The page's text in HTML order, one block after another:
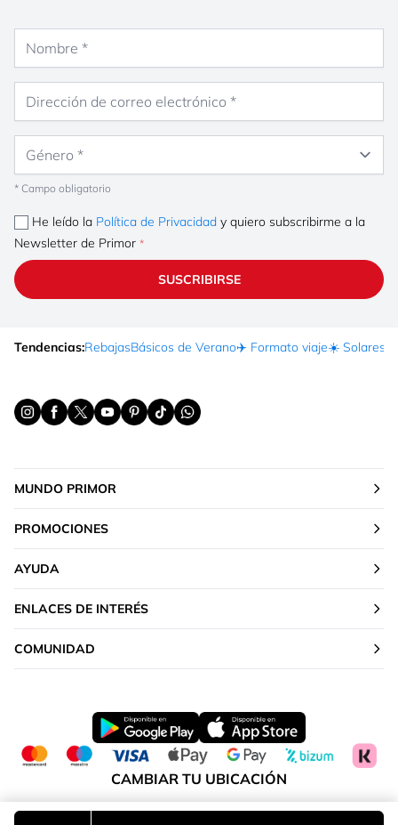
* Campo obligatorio
He leído la Política de Privacidad y quiero subscribirme a la
Newsletter de Primor
SUSCRIBIRSE
Tendencias:RebajasBásicos de Verano✈️ Formato viaje☀️ Solares
MUNDO PRIMOR
PROMOCIONES
AYUDA
ENLACES DE INTERÉS
COMUNIDAD
CAMBIAR TU UBICACIÓN
Península y Baleares